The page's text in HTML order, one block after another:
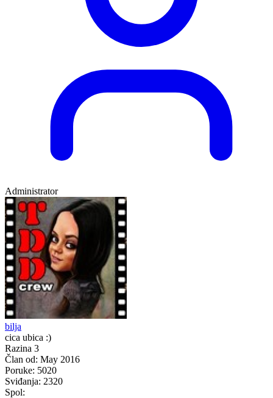
Administrator
bilja
cica ubica :)
Razina 3
Član od: May 2016
Poruke: 5020
Sviđanja: 2320
Spol: